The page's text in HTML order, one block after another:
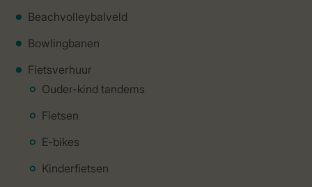
Beachvolleybalveld
Bowlingbanen
Fietsverhuur
Ouder-kind tandems
Fietsen
E-bikes
Kinderfietsen